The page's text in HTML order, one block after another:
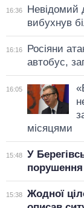
16:36
Невідомий
вибухнув
16:16
Росіяни
автобус,
16:05
місяцями
15:48
У
порушення
15:38
Жодної